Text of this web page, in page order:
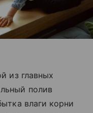
из главных
полив
влаги корни